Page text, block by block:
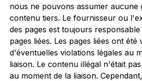
nous ne pouvons assumer aucune
contenu tiers. Le fournisseur ou
des pages est toujours
pages liées. Les pages liées ont
d'éventuelles violations légales au
liaison. Le contenu illégal n'était
au moment de la liaison.